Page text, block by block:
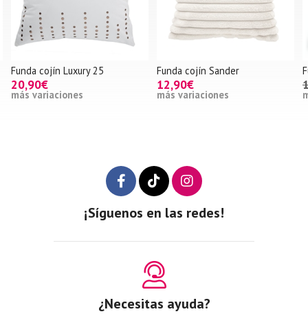
Funda cojín Luxury 25
20,90€
más variaciones
Funda cojín Sander
12,90€
más variaciones
¡Síguenos en las redes!
¿Necesitas ayuda?